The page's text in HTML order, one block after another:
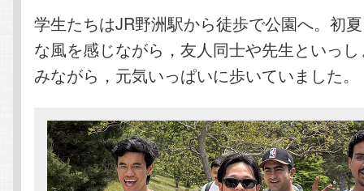
学生たちはJR野洲駅から徒歩で公園へ。初
な風を感じながら，友人同士や先生といっ
みながら，元気いっぱいに歩いていました。